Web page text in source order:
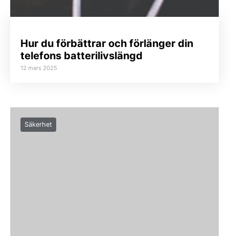
Hur du förbättrar och förlänger din
telefons batterilivslängd
12 mars 2025
Säkerhet